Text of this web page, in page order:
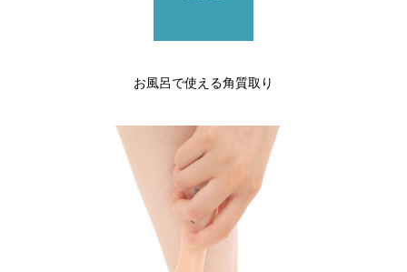
お風呂で使える角質取り